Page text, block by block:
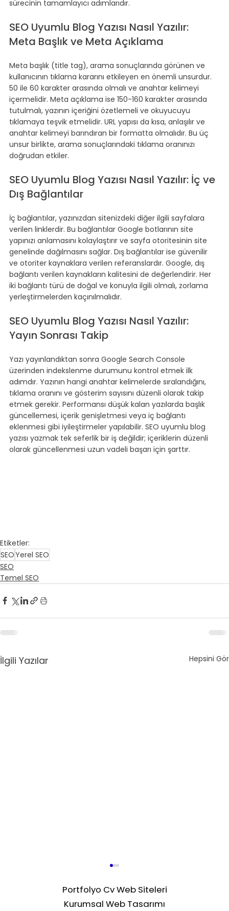
sürecinin tamamlayıcı adımlarıdır.
SEO Uyumlu Blog Yazısı Nasıl Yazılır:
Meta Başlık ve Meta Açıklama
Meta başlık (title tag), arama sonuçlarında görünen ve
kullanıcının tıklama kararını etkileyen en önemli unsurdur.
50 ile 60 karakter arasında olmalı ve anahtar kelimeyi
içermelidir. Meta açıklama ise 150-160 karakter arasında
tutulmalı, yazının içeriğini özetlemeli ve okuyucuyu
tıklamaya teşvik etmelidir. URL yapısı da kısa, anlaşılır ve
anahtar kelimeyi barındıran bir formatta olmalıdır. Bu üç
unsur birlikte, arama sonuçlarındaki tıklama oranınızı
doğrudan etkiler.
SEO Uyumlu Blog Yazısı Nasıl Yazılır: İç ve
Dış Bağlantılar
İç bağlantılar, yazınızdan sitenizdeki diğer ilgili sayfalara
verilen linklerdir. Bu bağlantılar Google botlarının site
yapınızı anlamasını kolaylaştırır ve sayfa otoritesinin site
genelinde dağılmasını sağlar. Dış bağlantılar ise güvenilir
ve otoriter kaynaklara verilen referanslardır. Google, dış
bağlantı verilen kaynakların kalitesini de değerlendirir. Her
iki bağlantı türü de doğal ve konuyla ilgili olmalı, zorlama
yerleştirmelerden kaçınılmalıdır.
SEO Uyumlu Blog Yazısı Nasıl Yazılır:
Yayın Sonrası Takip
Yazı yayınlandıktan sonra Google Search Console
üzerinden indekslenme durumunu kontrol etmek ilk
adımdır. Yazının hangi anahtar kelimelerde sıralandığını,
tıklama oranını ve gösterim sayısını düzenli olarak takip
etmek gerekir. Performansı düşük kalan yazılarda başlık
güncellemesi, içerik genişletmesi veya iç bağlantı
eklenmesi gibi iyileştirmeler yapılabilir. SEO uyumlu blog
yazısı yazmak tek seferlik bir iş değildir; içeriklerin düzenli
olarak güncellenmesi uzun vadeli başarı için şarttır.
Etiketler:
SEOYerel SEO
SEO
Temel SEO
İlgili Yazılar Hepsini Gör
Portfolyo Cv Web Siteleri
Kurumsal Web Tasarımı